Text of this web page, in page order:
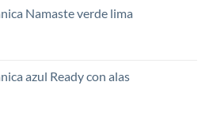
Namaste verde lima
azul Ready con alas